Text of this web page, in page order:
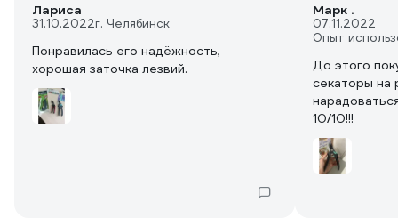
Лариса
31.10.2022г. Челябинск
Понравилась его надёжность,
хорошая заточка лезвий.
Марк .
07.11.2022
Опыт
До этого
секаторы на
10/10!!!